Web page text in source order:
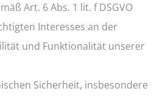
Art. 6 Abs. 1 lit. f DSGVO
Interesses an der
und Funktionalität unserer
Sicherheit, insbesondere